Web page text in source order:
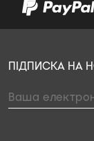
ПІДПИСКА НА